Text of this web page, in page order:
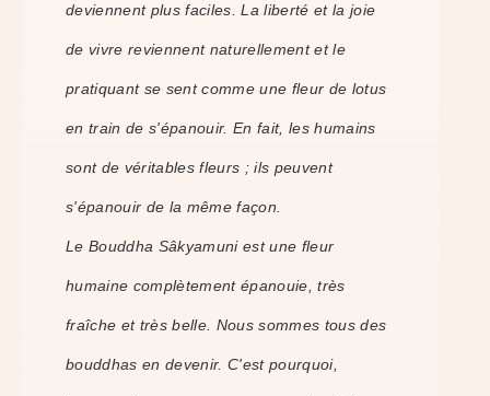
deviennent plus faciles. La liberté et la joie
de vivre reviennent naturellement et le
pratiquant se sent comme une fleur de lotus
en train de s'épanouir. En fait, les humains
sont de véritables fleurs ; ils peuvent
s'épanouir de la même façon.
Le Bouddha Sâkyamuni est une fleur
humaine complètement épanouie, très
fraîche et très belle. Nous sommes tous des
bouddhas en devenir. C'est pourquoi,